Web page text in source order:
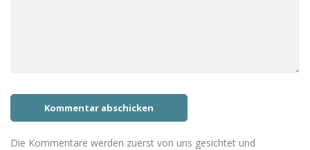
Die Kommentare werden zuerst von uns gesichtet und